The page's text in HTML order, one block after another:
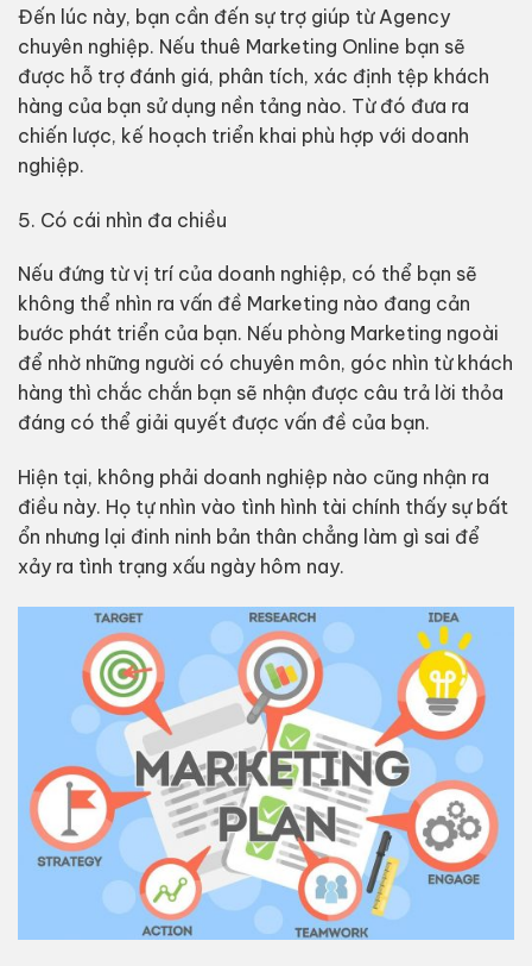
Đến lúc này, bạn cần đến sự trợ giúp từ Agency
chuyên nghiệp. Nếu thuê Marketing Online bạn sẽ
được hỗ trợ đánh giá, phân tích, xác định tệp khách
hàng của bạn sử dụng nền tảng nào. Từ đó đưa ra
chiến lược, kế hoạch triển khai phù hợp với doanh
nghiệp.
5. Có cái nhìn đa chiều
Nếu đứng từ vị trí của doanh nghiệp, có thể bạn sẽ
không thể nhìn ra vấn đề Marketing nào đang cản
bước phát triển của bạn. Nếu phòng Marketing ngoài
để nhờ những người có chuyên môn, góc nhìn từ khách
hàng thì chắc chắn bạn sẽ nhận được câu trả lời thỏa
đáng có thể giải quyết được vấn đề của bạn.
Hiện tại, không phải doanh nghiệp nào cũng nhận ra
điều này. Họ tự nhìn vào tình hình tài chính thấy sự bất
ổn nhưng lại đinh ninh bản thân chẳng làm gì sai để
xảy ra tình trạng xấu ngày hôm nay.